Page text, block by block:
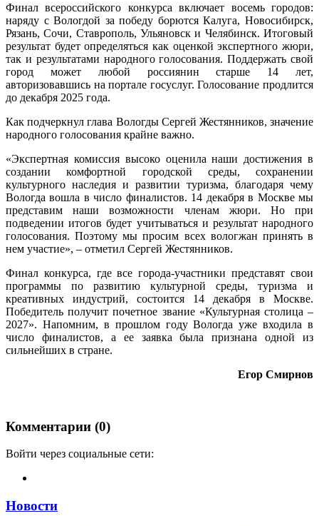
Финал всероссийского конкурса включает восемь городов:
наряду с Вологдой за победу борются Калуга, Новосибирск,
Рязань, Сочи, Ставрополь, Ульяновск и Челябинск. Итоговый
результат будет определяться как оценкой экспертного жюри,
так и результатами народного голосования. Поддержать свой
город может любой россиянин старше 14 лет,
авторизовавшись на портале госуслуг. Голосование продлится
до декабря 2025 года.
Как подчеркнул глава Вологды Сергей Жестянников, значение
народного голосования крайне важно.
«Экспертная комиссия высоко оценила наши достижения в
создании комфортной городской среды, сохранении
культурного наследия и развитии туризма, благодаря чему
Вологда вошла в число финалистов. 14 декабря в Москве мы
представим наши возможности членам жюри. Но при
подведении итогов будет учитываться и результат народного
голосования. Поэтому мы просим всех вологжан принять в
нем участие», – отметил Сергей Жестянников.
Финал конкурса, где все города-участники представят свои
программы по развитию культурной среды, туризма и
креативных индустрий, состоится 14 декабря в Москве.
Победитель получит почетное звание «Культурная столица –
2027». Напомним, в прошлом году Вологда уже входила в
число финалистов, а ее заявка была признана одной из
сильнейших в стране.
Егор Смирнов
Комментарии (0)
Войти через социальные сети:
Новости